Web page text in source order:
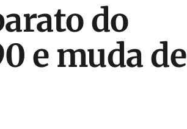
do
e muda de